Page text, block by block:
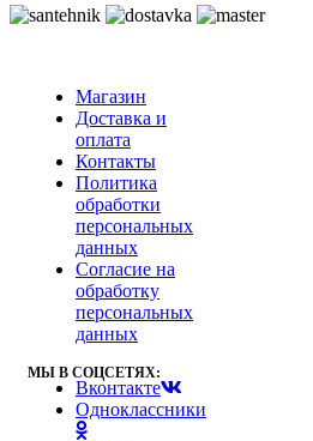
Магазин
Доставка и
оплата
Контакты
Политика
обработки
персональных
данных
Согласие на
обработку
персональных
данных
МЫ В СОЦСЕТЯХ:
Вконтакте
Одноклассники